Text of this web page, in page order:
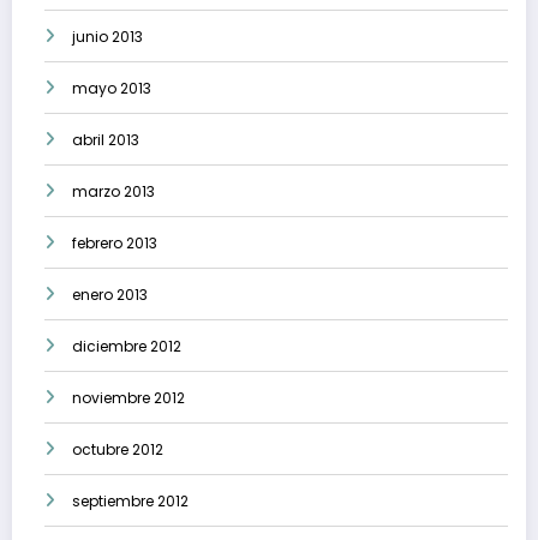
junio 2013
mayo 2013
abril 2013
marzo 2013
febrero 2013
enero 2013
diciembre 2012
noviembre 2012
octubre 2012
septiembre 2012